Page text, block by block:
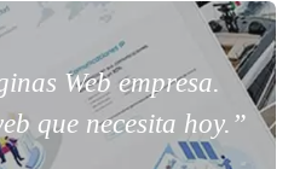
Web empresa.
que necesita hoy.”